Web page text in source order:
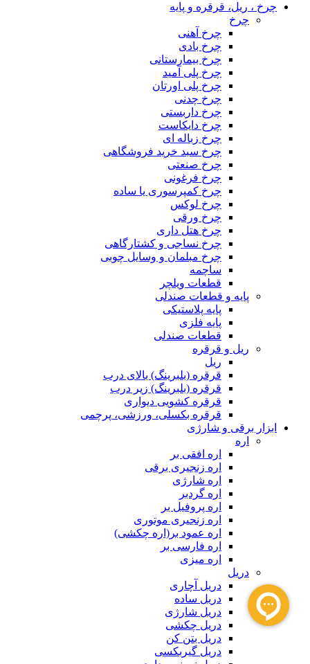
چرخ ، ریل، قرقره و پایه
چرخ
چرخ آهنی
چرخ بادی
چرخ بیمارستانی
چرخ پلی آمید
چرخ پلی اورتان
چرخ چدنی
چرخ داربستی
چرخ دایکاست
چرخ زباله ای
چرخ سبد خرید فروشگاهی
چرخ صنعتی
چرخ فرغونی
چرخ کمپرسوری یا ساده
چرخ لوکس
چرخ ورقی
چرخ هتل داری
چرخ نساجی و کشتارگاهی
چرخ مبلمان و وسایل چوبی
ساچمه
قطعات ویلچر
پایه و قطعات صندلی
پایه پلاستیکی
پایه فلزی
قطعات صندلی
ریل و قرقره
ریل
قرقره (بلبرینگ) بالای درب
قرقره (بلبرینگ) زیر درب
قرقره کشویی دیواری
قرقره بکسلی، ورزشی، پرچمی
ابزار برقی و شارژی
اره
اره افقی بر
اره زنجیری برقی
اره شارژی
اره گردبر
اره پروفیل بر
اره زنجیری موتوری
اره عمود بر(اره چکشی)
اره فارسی بر
اره میزی
دریل
دریل آچاری
دریل ساده
دریل شارژی
دریل چکشی
دریل بتن کن
دریل گیربکسی